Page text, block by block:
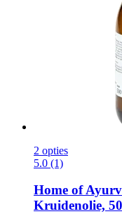
2 opties
5.0 (1)
Home of
Kruidenolie,